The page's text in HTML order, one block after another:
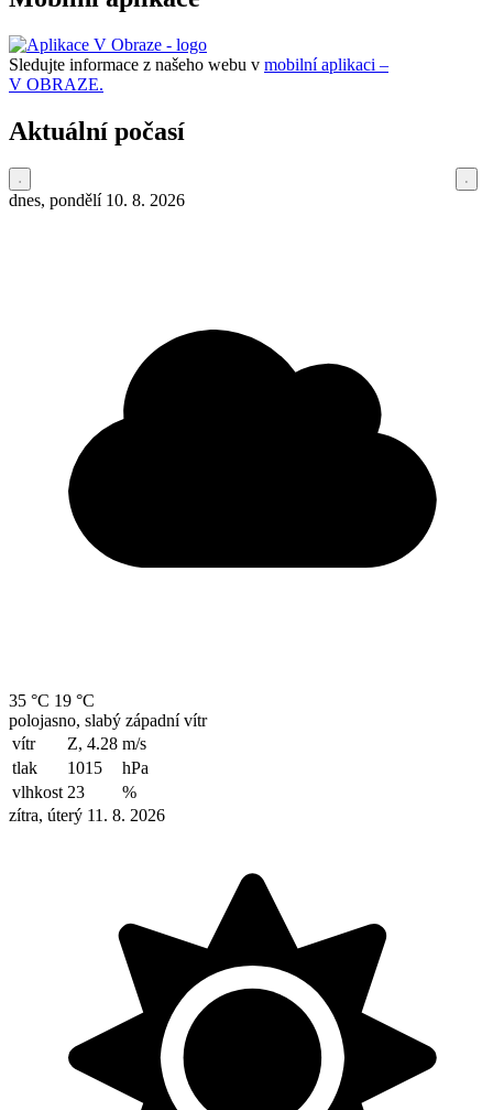
Sledujte informace z našeho webu v mobilní aplikaci –
V OBRAZE.
Aktuální počasí
dnes, pondělí 10. 8. 2026
35 °C 19 °C
polojasno, slabý západní vítr
vítr
Z, 4.28 m/s
tlak
1015
hPa
vlhkost 23
%
zítra, úterý 11. 8. 2026